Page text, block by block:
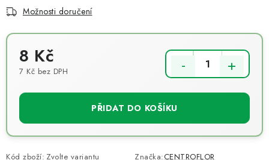
Možnosti doručení
8 Kč
7 Kč bez DPH
PŘIDAT DO KOŠÍKU
Kód zboží: Zvolte variantu Značka:CENTROFLOR